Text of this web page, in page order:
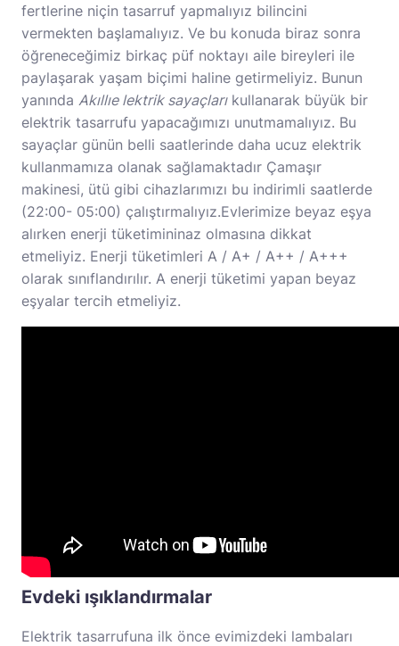
fertlerine niçin tasarruf yapmalıyız bilincini
vermekten başlamalıyız. Ve bu konuda biraz sonra
öğreneceğimiz birkaç püf noktayı aile bireyleri ile
paylaşarak yaşam biçimi haline getirmeliyiz. Bunun
yanında Akıllıe lektrik sayaçlarıkullanarak büyük bir
elektrik tasarrufu yapacağımızı unutmamalıyız. Bu
sayaçlar günün belli saatlerinde daha ucuz elektrik
kullanmamıza olanak sağlamaktadır Çamaşır
makinesi, ütü gibi cihazlarımızı bu indirimli saatlerde
(22:00- 05:00) çalıştırmalıyız.Evlerimize beyaz eşya
alırken enerji tüketimininaz olmasına dikkat
etmeliyiz. Enerji tüketimleri A / A+ / A++ / A+++
olarak sınıflandırılır. A enerji tüketimi yapan beyaz
eşyalar tercih etmeliyiz.
Evdeki ışıklandırmalar
Elektrik tasarrufuna ilk önce evimizdeki lambaları